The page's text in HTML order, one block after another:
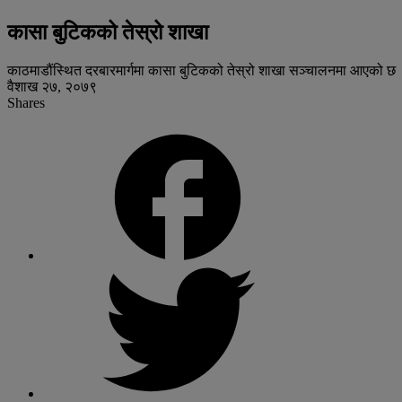
कासा बुटिकको तेस्रो शाखा
काठमाडौंस्थित दरबारमार्गमा कासा बुटिकको तेस्रो शाखा सञ्चालनमा आएको छ
वैशाख २७, २०७९
Shares